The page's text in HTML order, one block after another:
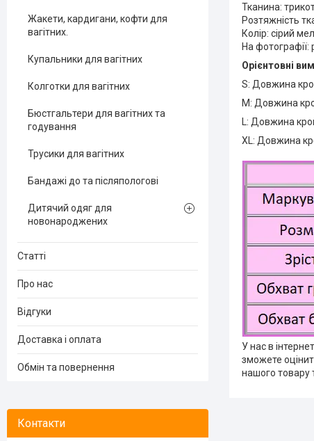
Тканина:
Розтяжність
Колір: сірий
На фотографії:
Орієнтовні
S: Довжина
M: Довжина
L: Довжина
XL: Довжина
У нас в
зможете
нашого товару
Жакети, кардигани, кофти для
вагітних.
Купальники для вагітних
Колготки для вагітних
Бюстгальтери для вагітних та
годування
Трусики для вагітних
Бандажі до та післяпологові
Дитячий одяг для
новонароджених
Статті
Про нас
Відгуки
Доставка і оплата
Обмін та повернення